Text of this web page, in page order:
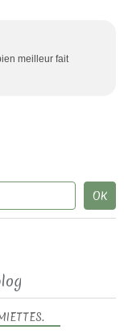
meilleur fait